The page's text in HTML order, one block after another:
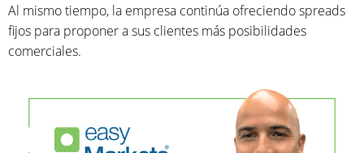
Al mismo tiempo, la empresa continúa ofreciendo spreads
fijos para proponer a sus clientes más posibilidades
comerciales.